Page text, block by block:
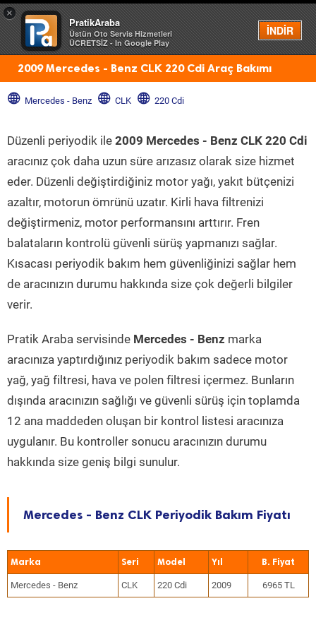
×
PratikAraba
Üstün Oto Servis Hizmetleri
ÜCRETSİZ - In Google Play
İNDİR
Menü
2009 Mercedes - Benz CLK 220 Cdi Araç Bakımı
Mercedes - Benz CLK 220 Cdi
Düzenli periyodik ile 2009 Mercedes - Benz CLK 220 Cdi
aracınız çok daha uzun süre arızasız olarak size hizmet
eder. Düzenli değiştirdiğiniz motor yağı, yakıt bütçenizi
azaltır, motorun ömrünü uzatır. Kirli hava filtrenizi
değiştirmeniz, motor performansını arttırır. Fren
balataların kontrolü güvenli sürüş yapmanızı sağlar.
Kısacası periyodik bakım hem güvenliğinizi sağlar hem
de aracınızın durumu hakkında size çok değerli bilgiler
verir.
Pratik Araba servisinde Mercedes - Benz marka
aracınıza yaptırdığınız periyodik bakım sadece motor
yağ, yağ filtresi, hava ve polen filtresi içermez. Bunların
dışında aracınızın sağlığı ve güvenli sürüş için toplamda
12 ana maddeden oluşan bir kontrol listesi aracınıza
uygulanır. Bu kontroller sonucu aracınızın durumu
hakkında size geniş bilgi sunulur.
Mercedes - Benz CLK Periyodik Bakım Fiyatı
Marka Seri Model Yıl
Mercedes - Benz CLK 220 Cdi 2009 6965 TL